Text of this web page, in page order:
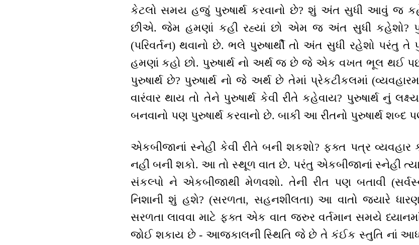
કેટલો સમય હજું પુરુષાર્થ કરવાનો છે? શું અંત સુધી આવું જ
છીએ. જેમ હમણાં કહી રહ્યાં છો એમ જ અંત સુધી કહેશો?
(પરિવર્તન) થવાનો છે. ભલે પુરુષાર્થી તો અંત સુધી રહેશો પરંતુ
હમણાં કહો છો. પુરુષાર્થ નો અર્થ જ છે જે એક વખત ભૂલ થઈ
પુરુષાર્થ છે? પુરુષાર્થ નો જે અર્થ છે તેમાં પ્રેકટીકલમાં
વારંવાર થાય તો તેને પુરુષાર્થ કેવી રીતે કહેવાય? પુરુષાર્થ નું
બનવાનો પણ પુરુષાર્થ કરવાનો છે. બાકી આ રીતનો પુરુષાર્થ
એકબીજાનાં સ્નેહી કેવી રીતે બની શકશો? ફક્ત પત્ર વ્યવહાર
નહીં બની શકો. આ તો સ્થૂળ વાત છે. પરંતુ એકબીજાનાં સ્નેહી
સંકલ્પો ને એકબીજાથી મેળવશો. તેની રીત પણ બતાવી (સર્વસ્વ
નિશાની શું હશે? (સરળતા, સહનશીલતા) આ વાતો જયારે
સરળતા લાવવા માટે ફક્ત એક વાત જરુર વર્તમાન સમયે
જોઈ શકાય છે - આજકાલની સ્થિતિ જે છે તે કંઈક સ્તુતિ નાં